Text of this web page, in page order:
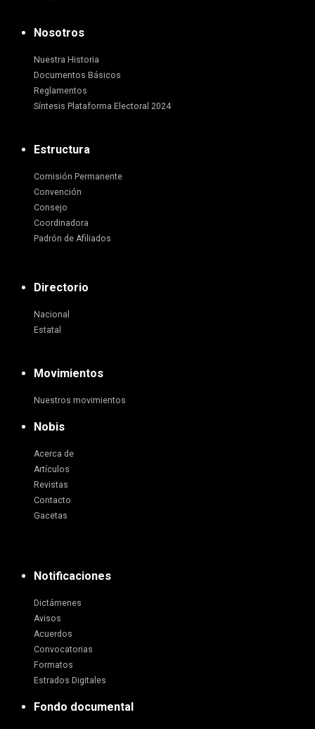
Nosotros
Nuestra Historia
Documentos Básicos
Reglamentos
Síntesis Plataforma Electoral 2024
Estructura
Comisión Permanente
Convención
Consejo
Coordinadora
Padrón de Afiliados
Directorio
Nacional
Estatal
Movimientos
Nuestros movimientos
Nobis
Acerca de
Artículos
Revistas
Contacto
Gacetas
Notificaciones
Dictámenes
Avisos
Acuerdos
Convocatorias
Formatos
Estrados Digitales
Fondo documental